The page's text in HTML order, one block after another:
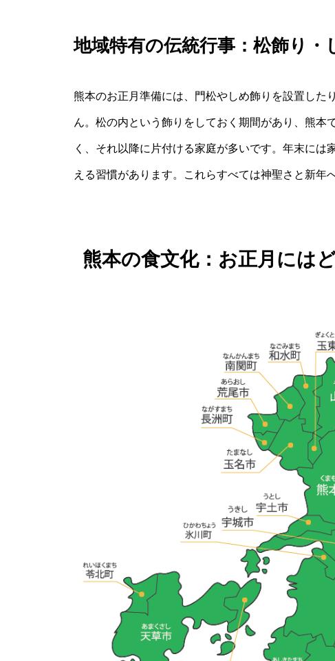
地域特有の伝統行事：松飾り
熊本のお正月準備には、門松やしめ飾りを設置した
ん。松の内という飾りをしておく期間があり、熊
く、それ以降に片付ける家庭が多いです。年末に
える習慣があります。これらすべては神聖さと新年
熊本の食文化：お正月には